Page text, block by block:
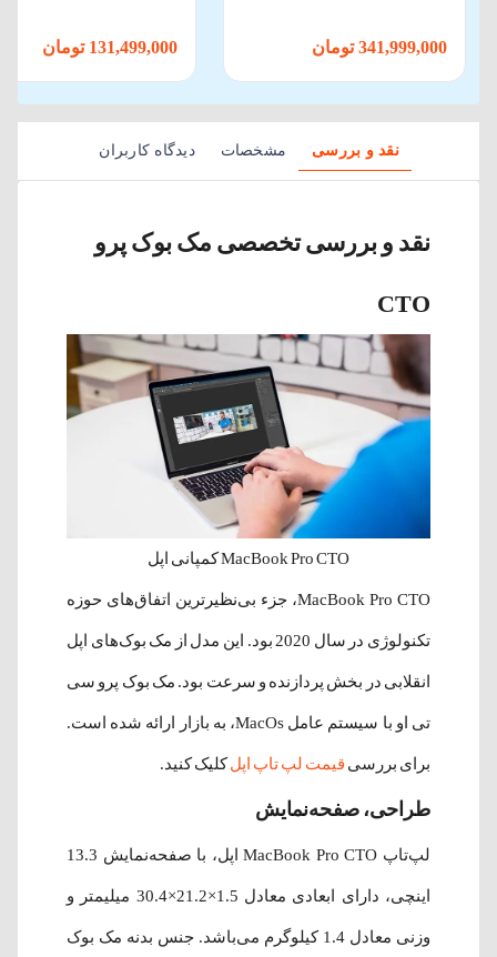
نقد و بررسی مشخصات دیدگاه کاربران
نقد و بررسی تخصصی مک بوک پرو
CTO
MacBook Pro CTO کمپانی اپل
MacBook Pro CTO، جزء بی‌نظیر‌ترین اتفاق‌های حوزه
تکنولوژی در سال 2020 بود. این مدل از مک بوک‌های اپل
انقلابی در بخش پردازنده و سرعت بود. مک بوک پرو سی
تی او با سیستم عامل MacOs، به بازار ارائه شده است.
برای بررسی قیمت لپ تاپ اپلکلیک کنید.
طراحی، صفحه‌نمایش
لپ‌تاپ MacBook Pro CTO اپل، با صفحه‌نمایش 13.3
اینچی، دارای ابعادی معادل 1.5×21.2×30.4 میلیمتر و
وزنی معادل 1.4 کیلوگرم می‌باشد. جنس بدنه مک بوک